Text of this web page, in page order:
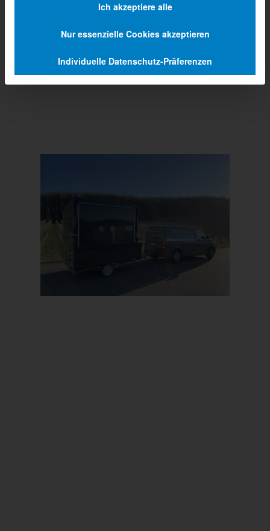
Next
Ich akzeptiere alle
Nur essenzielle Cookies akzeptieren
Individuelle Datenschutz-Präferenzen